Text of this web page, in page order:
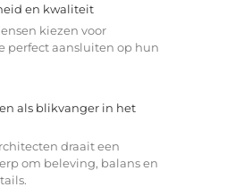
en kwaliteit
kiezen voor
perfect aansluiten op hun
als blikvanger in het
draait een
om beleving, balans en